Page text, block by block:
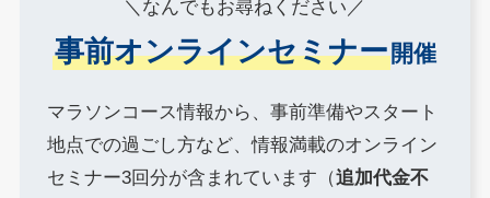
＼なんでもお尋ねください／
事前オンラインセミナー開催
マラソンコース情報から、事前準備やスタート
地点での過ごし方など、情報満載のオンライン
セミナー3回分が含まれています（追加代金不